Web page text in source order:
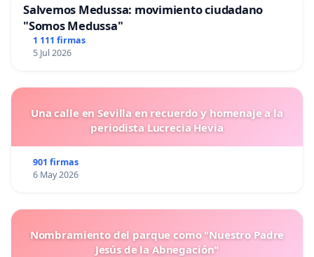
Salvemos Medussa: movimiento ciudadano
"Somos Medussa"
1 111 firmas
5 Jul 2026
Una calle en Sevilla en recuerdo y homenaje a la
periodista Lucrecia Hevia
901 firmas
6 May 2026
Nombramiento del parque como "Nuestro Padre
Jesús de la Abnegación"